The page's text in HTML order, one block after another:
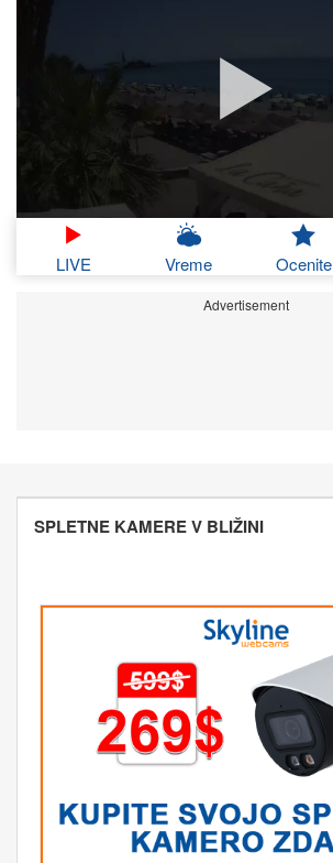
LIVE Vreme Ocenite
Advertisement
SPLETNE KAMERE V BLIŽINI